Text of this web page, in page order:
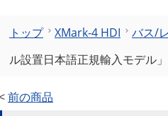
トップ XMark-4 HDI
バス/
ル設置日本語正規輸入モデル」
前の商品